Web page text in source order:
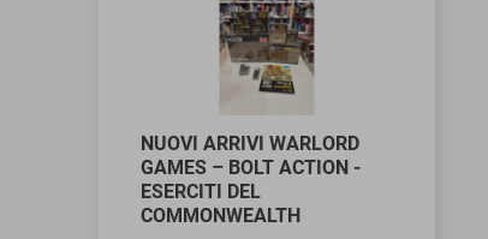
NUOVI ARRIVI WARLORD
GAMES – BOLT ACTION -
ESERCITI DEL
COMMONWEALTH